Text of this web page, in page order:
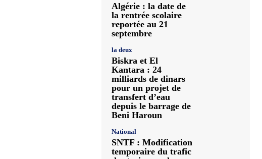
Algérie : la date de
la rentrée scolaire
reportée au 21
septembre
la deux
Biskra et El
Kantara : 24
milliards de dinars
pour un projet de
transfert d’eau
depuis le barrage de
Beni Haroun
National
SNTF : Modification
temporaire du trafic